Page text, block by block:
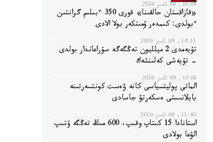
15:08, 09 تامىز 2026
«قازاقستان حالقىنا» قورى 350 ءبىلىم گرانتىن
ءبولدى: كىمدەر ۇمىتكەر بولا الادى
14:11, 09 تامىز 2026
تۇيەمدى 2 ميلليون تەڭگەگە سۇراعاندار بولدى
- تۇيەشى كەلىنشەك
13:08, 09 تامىز 2026
الماتى پوليتسياسى كانە ۋەست كونتسەرتىنە
بايلانىستى ەسكەرتۋ جاسادى
11:40, 09 تامىز 2026
استانادا 15 كىتاپ وقىپ، 600 مىڭ تەڭگە ۇتىپ
الۋعا بولادى